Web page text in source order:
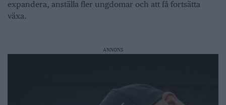
expandera, anställa fler ungdomar och att få fortsätta
växa.
ANNONS